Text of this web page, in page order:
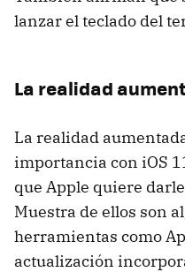
lanzar el teclado del
La realidad
La realidad
importancia con iOS
que Apple quiere
Muestra de ellos son
herramientas como
actualización